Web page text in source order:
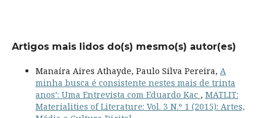
Artigos mais lidos do(s) mesmo(s) autor(es)
Manaíra Aires Athayde, Paulo Silva Pereira, A
minha busca é consistente nestes mais de trinta
anos’: Uma Entrevista com Eduardo Kac , MATLIT:
Materialities of Literature: Vol. 3 N.º 1 (2015): Artes,